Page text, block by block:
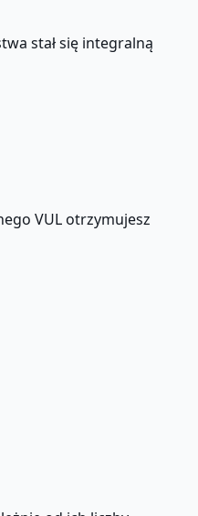
stał się integralną
VUL otrzymujesz